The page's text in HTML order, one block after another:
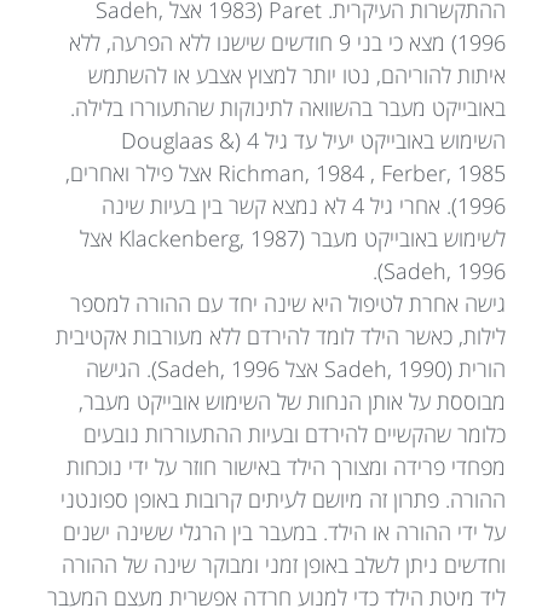
ההתקשרות העיקרית. Paret (1983 אצל Sadeh,
1996) מצא כי בני 9 חודשים שישנו ללא הפרעה, ללא
איתות להוריהם, נטו יותר למצוץ אצבע או להשתמש
באובייקט מעבר בהשוואה לתינוקות שהתעוררו בלילה.
השימוש באובייקט יעיל עד גיל 4 (Douglaas &
Richman, 1984 , Ferber, 1985 אצל פילר ואחרים,
1996). אחרי גיל 4 לא נמצא קשר בין בעיות שינה
לשימוש באובייקט מעבר (Klackenberg, 1987 אצל
Sadeh, 1996).
גישה אחרת לטיפול היא שינה יחד עם ההורה למספר
לילות, כאשר הילד לומד להירדם ללא מעורבות אקטיבית
הורית (Sadeh, 1990 אצל Sadeh, 1996). הגישה
מבוססת על אותן הנחות של השימוש אובייקט מעבר,
כלומר שהקשיים להירדם ובעיות ההתעוררות נובעים
מפחדי פרידה ומצורך הילד באישור חוזר על ידי נוכחות
ההורה. פתרון זה מיושם לעיתים קרובות באופן ספונטני
על ידי ההורה או הילד. במעבר בין הרגלי ששינה ישנים
וחדשים ניתן לשלב באופן זמני ומבוקר שינה של ההורה
ליד מיטת הילד כדי למנוע חרדה אפשרית מעצם המעבר